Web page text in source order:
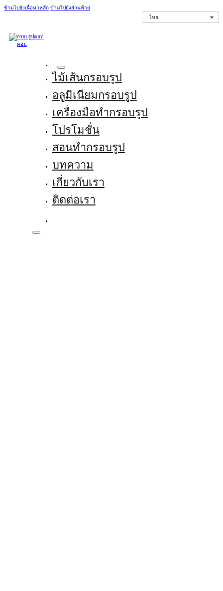
ข้ามไปยังเนื้อหาหลัก ข้ามไปยังส่วนท้าย
ไทย
ไม้เส้นกรอบรูป
อลูมิเนียมกรอบรูป
เครื่องมือทำกรอบรูป
โปรโมชั่น
สอนทำกรอบรูป
บทความ
เกี่ยวกับเรา
ติดต่อเรา